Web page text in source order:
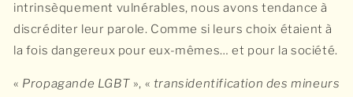
intrinsèquement vulnérables, nous avons tendance à
discréditer leur parole. Comme si leurs choix étaient à
la fois dangereux pour eux-mêmes… et pour la société.
« Propagande LGBT », « transidentification des mineurs